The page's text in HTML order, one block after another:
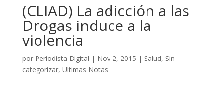
(CLIAD) La adicción a las
Drogas induce a la
violencia
por Periodista Digital | Nov 2, 2015 | Salud, Sin
categorizar, Ultimas Notas